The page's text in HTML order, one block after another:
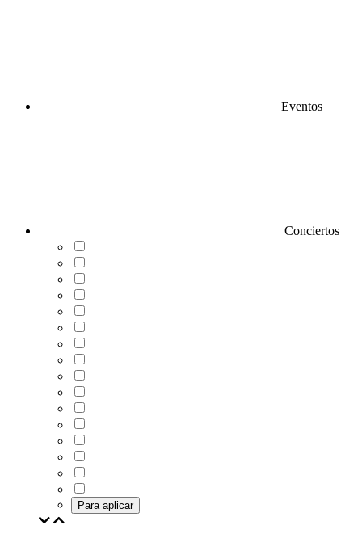
Eventos
Conciertos
Para aplicar